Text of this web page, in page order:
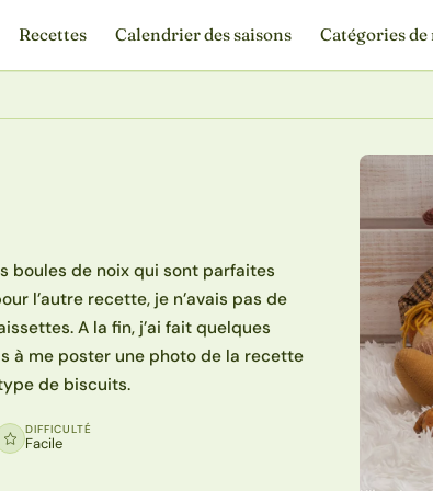
Recettes Calendrier des saisons Catégories
boules de noix qui sont parfaites
l’autre recette, je n’avais pas de
A la fin, j’ai fait quelques
à me poster une photo de la recette
type de biscuits.
DIFFICULTÉ
Facile